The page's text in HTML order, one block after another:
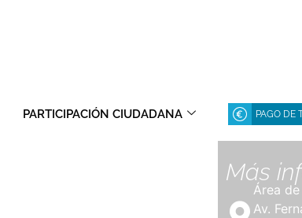
PARTICIPACIÓN CIUDADANA PAGO DE
Más
Área
Av.